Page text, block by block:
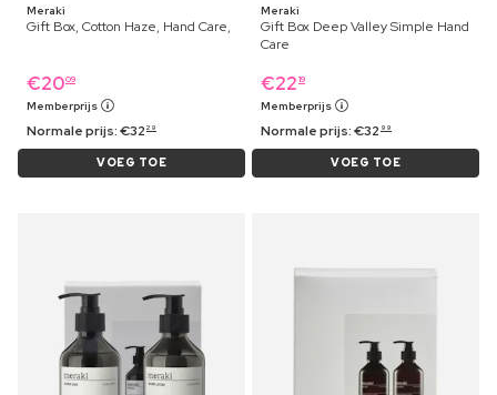
Meraki
Gift Box, Cotton Haze, Hand Care,
€2009
Memberprijs
Normale prijs:€32 29
VOEG TOE
Meraki
Gift Box Deep Valley Simple Hand
Care
€22 19
Memberprijs
Normale prijs:€32 99
VOEG TOE